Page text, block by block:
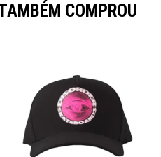
COMPROU